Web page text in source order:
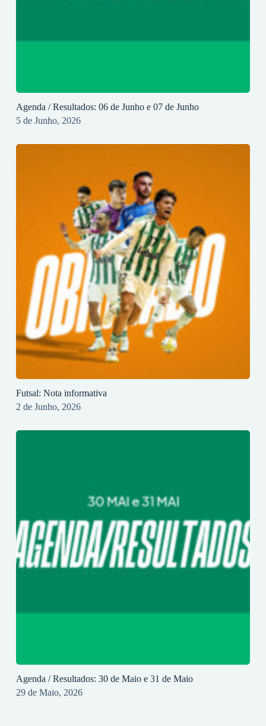
Agenda / Resultados: 06 de Junho e 07 de Junho
5 de Junho, 2026
Futsal: Nota informativa
2 de Junho, 2026
Agenda / Resultados: 30 de Maio e 31 de Maio
29 de Maio, 2026